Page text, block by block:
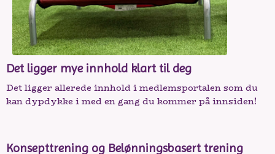
Det ligger mye innhold klart til deg
Det ligger allerede innhold i medlemsportalen som du
kan dypdykke i med en gang du kommer på innsiden!
Konsepttrening og Belønningsbasert trening